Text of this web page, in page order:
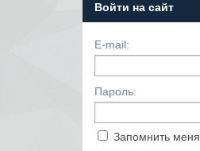
Войти на сайт
E-mail:
Пароль:
Запомнить меня